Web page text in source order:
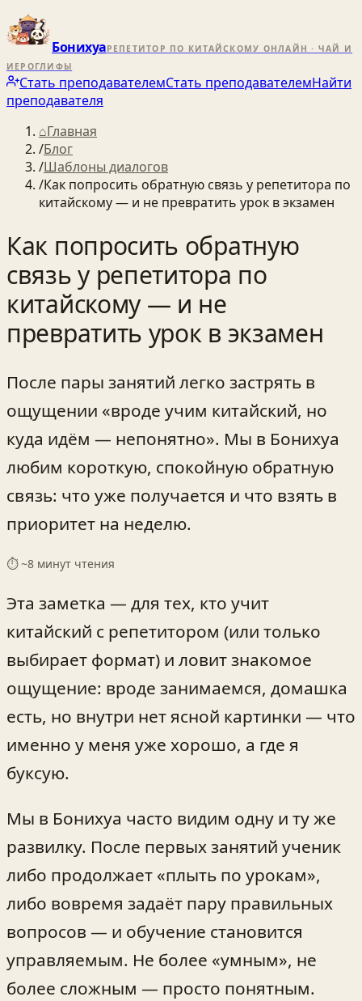
БонихуаРЕПЕТИТОР ПО КИТАЙСКОМУ ОНЛАЙН · ЧАЙ И
ИЕРОГЛИФЫ
Стать преподавателемСтать преподавателемНайти
преподавателя
⌂Главная
/Блог
/Шаблоны диалогов
/Как попросить обратную связь у репетитора по
китайскому — и не превратить урок в экзамен
Как попросить обратную
связь у репетитора по
китайскому — и не
превратить урок в экзамен
После пары занятий легко застрять в
ощущении «вроде учим китайский, но
куда идём — непонятно». Мы в Бонихуа
любим короткую, спокойную обратную
связь: что уже получается и что взять в
приоритет на неделю.
⏱ ~8 минут чтения
Эта заметка — для тех, кто учит
китайский с репетитором (или только
выбирает формат) и ловит знакомое
ощущение: вроде занимаемся, домашка
есть, но внутри нет ясной картинки — что
именно у меня уже хорошо, а где я
буксую.
Мы в Бонихуа часто видим одну и ту же
развилку. После первых занятий ученик
либо продолжает «плыть по урокам»,
либо вовремя задаёт пару правильных
вопросов — и обучение становится
управляемым. Не более «умным», не
более сложным — просто понятным.